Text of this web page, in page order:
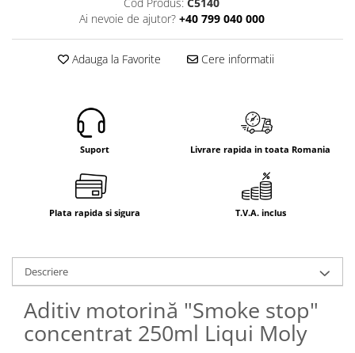
Motoare electrice si pompe
Role, bucse si bolturi
Cilindru hidraulic si burduf
Mecanice
Cilindri si burdufe
Pompe si motoare electrice
Electrice
Hidraulica
Ai nevoie de ajutor? +40 799 040 000
Adauga la Favorite Cere informatii
Suport Livrare rapida in toata Romania
Plata rapida si sigura T.V.A. inclus
Descriere
Aditiv motorină "Smoke stop"
concentrat 250ml Liqui Moly